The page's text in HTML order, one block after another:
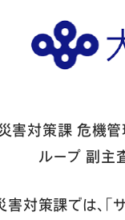
害対策課 危機管
ループ 副主
対策課では、「